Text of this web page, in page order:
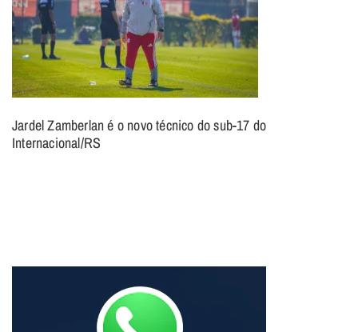
Jardel Zamberlan é o novo técnico do sub-17 do
Internacional/RS